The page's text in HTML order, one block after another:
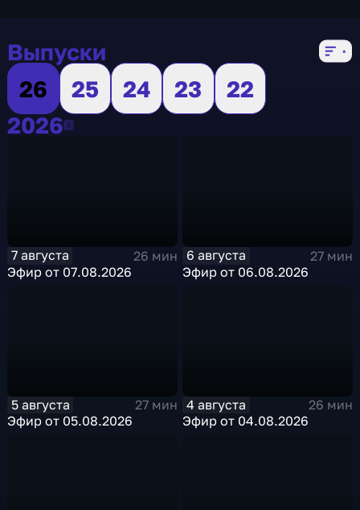
Выпуски
26
25 24 23
22
20262026
7 августа
26 мин
Эфир от 07.08.2026
6 августа
27 мин
Эфир от 06.08.2026
5 августа
27 мин
Эфир от 05.08.2026
4 августа
26 мин
Эфир от 04.08.2026